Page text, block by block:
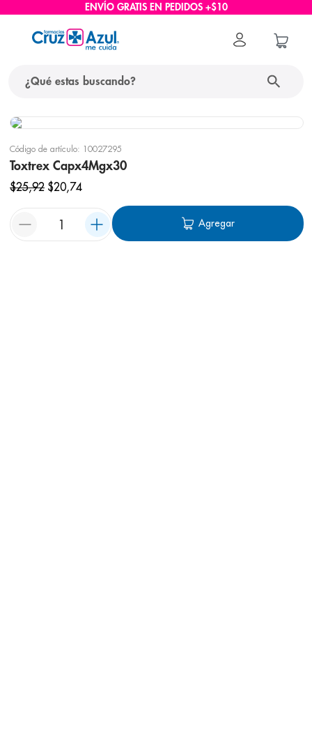
ENVÍO GRATIS EN PEDIDOS +$10
Código de artículo: 10027295
Toxtrex Capx4Mgx30
$25,92 $20,74
Agregar